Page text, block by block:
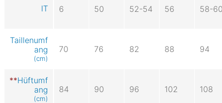
IT 6 50 52-54 56 58-
Taillenumf
ang
(cm)
70 76 82 88 94
Hüftumf
ang
(cm)
84 90 96 102 108